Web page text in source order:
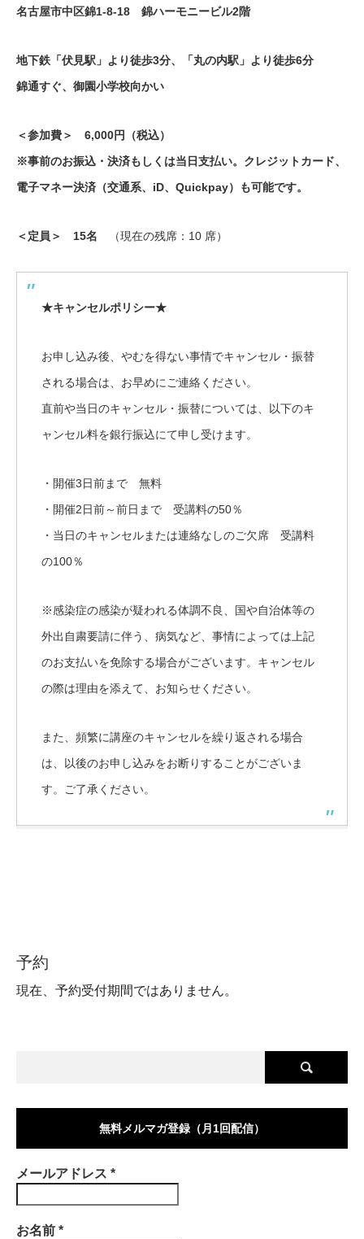
名古屋市中区錦1-8-18 錦ハーモニービル2階
地下鉄「伏見駅」より徒歩3分、「丸の内駅」より徒歩6分
錦通すぐ、御園小学校向かい
＜参加費＞ 6,000円（税込）
※事前のお振込・決済もしくは当日支払い。クレジットカード、
電子マネー決済（交通系、iD、Quickpay）も可能です。
＜定員＞ 15名 （現在の残席：10 席）
★キャンセルポリシー★
お申し込み後、やむを得ない事情でキャンセル・振替
される場合は、お早めにご連絡ください。
直前や当日のキャンセル・振替については、以下のキ
ャンセル料を銀行振込にて申し受けます。
・開催3日前まで 無料
・開催2日前～前日まで 受講料の50％
・当日のキャンセルまたは連絡なしのご欠席 受講料
の100％
※感染症の感染が疑われる体調不良、国や自治体等の
外出自粛要請に伴う、病気など、事情によっては上記
のお支払いを免除する場合がございます。キャンセル
の際は理由を添えて、お知らせください。
また、頻繁に講座のキャンセルを繰り返される場合
は、以後のお申し込みをお断りすることがございま
す。ご了承ください。
予約
現在、予約受付期間ではありません。
無料メルマガ登録（月1回配信）
メールアドレス *
お名前 *